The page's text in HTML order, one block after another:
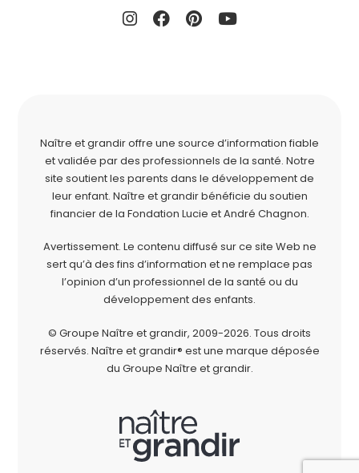
Naître et grandir offre une source d’information fiable
et validée par des professionnels de la santé. Notre
site soutient les parents dans le développement de
leur enfant. Naître et grandir bénéficie du soutien
financier de la Fondation Lucie et André Chagnon.
Avertissement. Le contenu diffusé sur ce site Web ne
sert qu’à des fins d’information et ne remplace pas
l’opinion d’un professionnel de la santé ou du
développement des enfants.
© Groupe Naître et grandir, 2009-2026. Tous droits
réservés. Naître et grandir® est une marque déposée
du Groupe Naître et grandir.